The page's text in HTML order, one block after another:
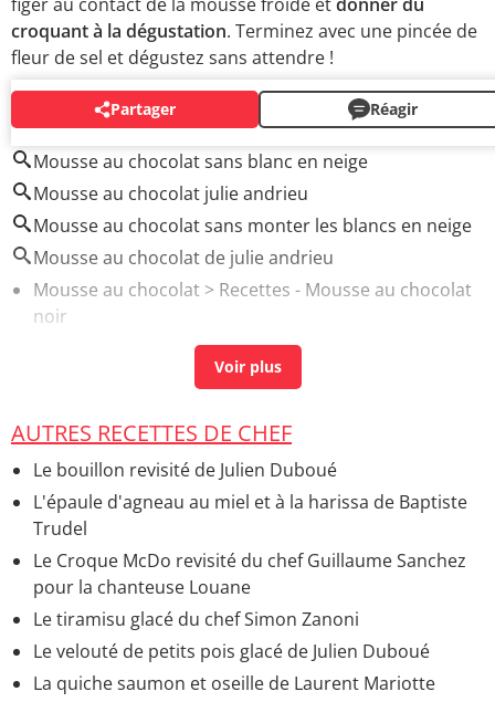
croquant à la dégustation. Terminez avec une pincée de
fleur de sel et dégustez sans attendre !
Partager Réagir
AUTOUR DU MÊME SUJET
Mousse au chocolat sans blanc en neige
Mousse au chocolat julie andrieu
Mousse au chocolat sans monter les blancs en neige
Mousse au chocolat de julie andrieu
Mousse au chocolat > Recettes - Mousse au chocolat
noir
Fondant au chocolat> Recettes - Fondant au chocolat
noir
Moelleux au chocolat> Recettes - Moelleux tout
chocolat
Gâteau au chocolat moelleux : la recette facile
Recettes - Fondant au chocolat noir
Mousse au chocolat sans oeuf
chocolat noir
AUTRES RECETTES DE CHEF
Le bouillon revisité de Julien Duboué
L'épaule d'agneau au miel et à la harissa de Baptiste
Trudel
Le Croque McDo revisité du chef Guillaume Sanchez
pour la chanteuse Louane
Le tiramisu glacé du chef Simon Zanoni
Le velouté de petits pois glacé de Julien Duboué
La quiche saumon et oseille de Laurent Mariotte